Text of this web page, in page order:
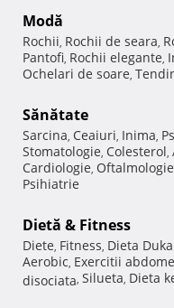
Modă
Rochii, Rochii de seara,
Pantofi, Rochii elegante,
Ochelari de soare,
Sănătate
Sarcina, Ceaiuri, Inima,
Stomatologie, Colesterol,
Cardiologie, Oftalmologie
Psihiatrie
Dietă & Fitness
Diete, Fitness, Dieta
Aerobic, Exercitii
disociata, Silueta, Dieta